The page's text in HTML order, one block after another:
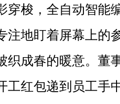
穿梭，全自动智能
注地盯着屏幕上的
织成春的暖意。董
工红包递到员工手